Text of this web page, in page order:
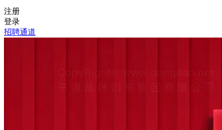
注册
登录
招聘通道